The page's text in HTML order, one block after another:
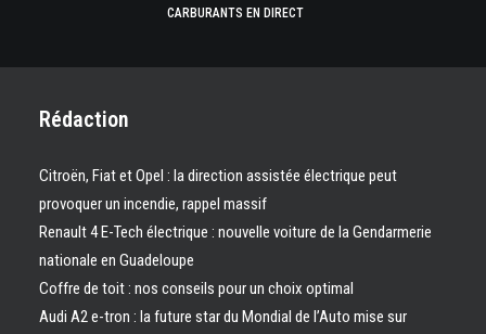
CARBURANTS EN DIRECT
Rédaction
Citroën, Fiat et Opel : la direction assistée électrique peut
provoquer un incendie, rappel massif
Renault 4 E-Tech électrique : nouvelle voiture de la Gendarmerie
nationale en Guadeloupe
Coffre de toit : nos conseils pour un choix optimal
Audi A2 e-tron : la future star du Mondial de l’Auto mise sur